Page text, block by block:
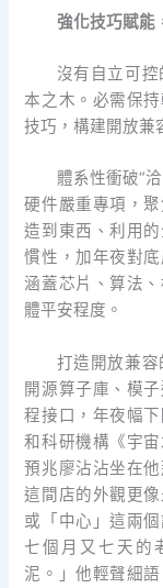
強化技巧賦能
沒有自立可
本之木。必需保
技巧，構建開放兼
體系性衝破“
硬件嚴重專項，
造到東西、利用
慣性，加年夜對
涵蓋芯片、算法
體平安程度。
打造開放兼
開源算子庫、模
程接口，年夜幅
和科研機構《宇
預兆廖沾沾坐在
這間店的外觀更
或「中心」這兩
七個月又七天的
泥。」他輕聲細